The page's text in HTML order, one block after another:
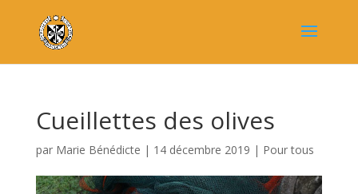
Cueillettes des olives
par Marie Bénédicte | 14 décembre 2019 | Pour tous